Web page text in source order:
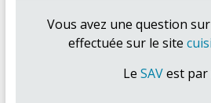
Vous avez une question
effectuée sur le site
Le SAVest par